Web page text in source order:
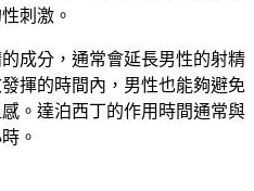
刺激。
成分，通常會延長男性的射精
揮的時間內，男性也能夠避免
。達泊西丁的作用時間通常與
。